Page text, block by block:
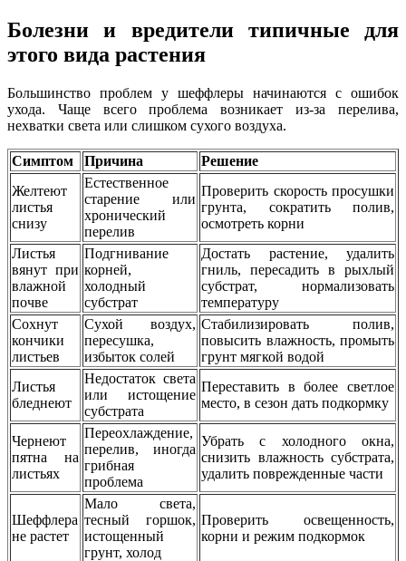
Болезни и вредители типичные для
этого вида растения
Большинство проблем у шеффлеры начинаются с ошибок
ухода. Чаще всего проблема возникает из-за перелива,
нехватки света или слишком сухого воздуха.
Симптом Причина
Решение
Желтеют
листья
снизу
Естественное
старение или
хронический
перелив
Проверить скорость просушки
грунта, сократить полив,
осмотреть корни
Листья
вянут при
влажной
почве
Подгнивание
корней,
холодный
субстрат
Достать растение, удалить
гниль, пересадить в рыхлый
субстрат, нормализовать
температуру
Сохнут
кончики
листьев
Сухой воздух,
пересушка,
избыток солей
Стабилизировать полив,
повысить влажность, промыть
грунт мягкой водой
Листья
бледнеют
Недостаток света
или истощение
субстрата
Переставить в более светлое
место, в сезон дать подкормку
Чернеют
пятна на
листьях
Переохлаждение,
перелив, иногда
грибная
проблема
Убрать с холодного окна,
снизить влажность субстрата,
удалить поврежденные части
Шеффлера
не растет
Мало света,
тесный горшок,
истощенный
грунт, холод
Проверить освещенность,
корни и режим подкормок